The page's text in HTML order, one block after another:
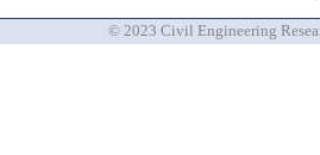
© 2023 Civil Engineering